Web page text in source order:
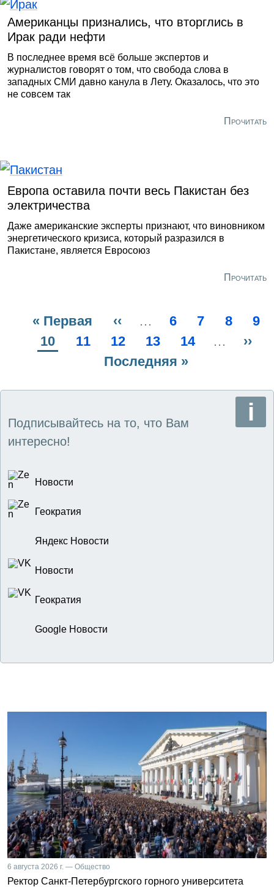
Американцы признались, что вторглись в
Ирак ради нефти
В последнее время всё больше экспертов и
журналистов говорят о том, что свобода слова в
западных СМИ давно канула в Лету. Оказалось, что это
не совсем так
Прочитать
Европа оставила почти весь Пакистан без
электричества
Даже американские эксперты признают, что виновником
энергетического кризиса, который разразился в
Пакистане, является Евросоюз
Прочитать
Нумерация
страниц
Первая
страница
« Первая
Предыдущая
страница
‹‹ … Page
6 Page
7 Page
8
9
Текущая
10 Page
11 Page
12 Page
13 Page
14 …
››
Последняя
Последняя »
Подписывайтесь на то, что Вам
интересно!
Новости
Геократия
Яндекс Новости
Новости
Геократия
Google Новости
6 августа 2026 г. — Общество
Ректор Санкт-Петербургского горного университета